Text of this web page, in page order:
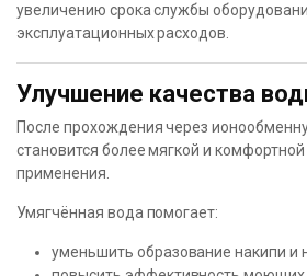
увеличению срока службы
эксплуатационных расходов.
Улучшение качества
После прохождения через
становится более мягкой и
применения.
Умягчённая вода помогает:
уменьшить образование накипи и